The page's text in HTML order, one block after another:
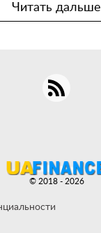
Читать дальше
© 2018 - 2026